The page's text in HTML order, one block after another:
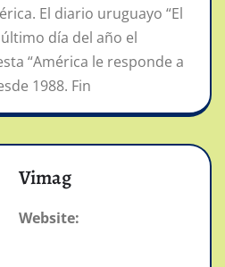
El diario uruguayo “El
día del año el
“América le responde a
1988. Fin
Vimag
Website: